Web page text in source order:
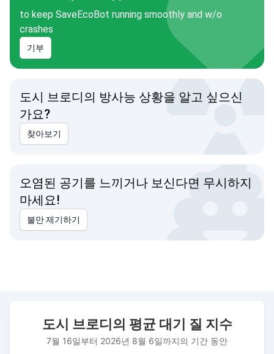
to keep SaveEcoBot running smoothly and w/o
crashes
기부
도시 브로디의 방사능 상황을 알고 싶으신
가요?
찾아보기
오염된 공기를 느끼거나 보신다면 무시하지
마세요!
불만 제기하기
Combination chart with 3 data series.
7월 16일부터 2026년 8월 6일까지의 기간 동안
도시 브로디의 평균 대기 질 지수
7월 16일부터 2026년 8월 6일까지의 기간 동안